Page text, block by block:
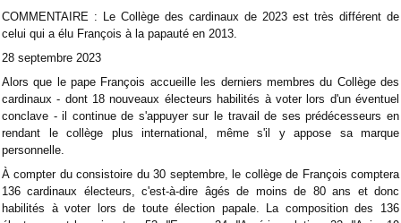
COMMENTAIRE : Le Collège des cardinaux de 2023 est très différent de
celui qui a élu François à la papauté en 2013.
28 septembre 2023
Alors que le pape François accueille les derniers membres du Collège des
cardinaux - dont 18 nouveaux électeurs habilités à voter lors d'un éventuel
conclave - il continue de s'appuyer sur le travail de ses prédécesseurs en
rendant le collège plus international, même s'il y appose sa marque
personnelle.
À compter du consistoire du 30 septembre, le collège de François comptera
136 cardinaux électeurs, c'est-à-dire âgés de moins de 80 ans et donc
habilités à voter lors de toute élection papale. La composition des 136